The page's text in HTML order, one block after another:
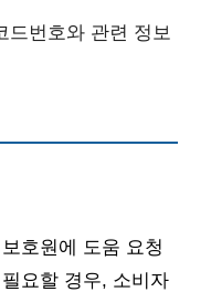
드번호와 관련 정보
호원에 도움 요청
요할 경우, 소비자